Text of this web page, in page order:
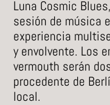
Luna Cosmic
sesión de música
experiencia
y envolvente. Los
vermouth serán
procedente de
local.